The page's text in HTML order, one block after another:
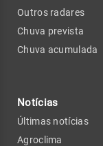
Outros radares
Chuva prevista
Chuva acumulada
Notícias
Últimas notícias
Agroclima